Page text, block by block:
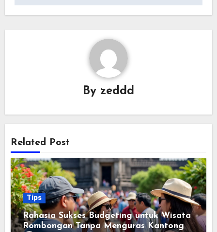
By zeddd
Related Post
Tips
Rahasia Sukses Budgeting untuk Wisata
Rombongan Tanpa Menguras Kantong